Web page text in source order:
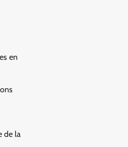
en
de la